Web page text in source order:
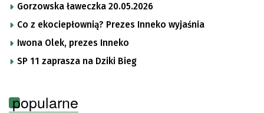
Gorzowska ławeczka 20.05.2026
Co z ekociepłownią? Prezes Inneko wyjaśnia
Iwona Olek, prezes Inneko
SP 11 zaprasza na Dziki Bieg
popularne